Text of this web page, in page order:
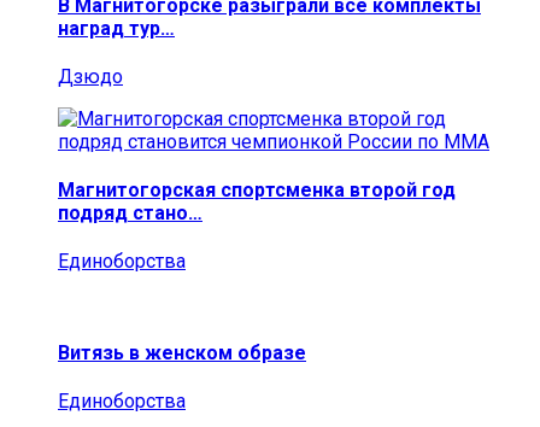
В Магнитогорске разыграли все комплекты
наград тур…
Дзюдо
Магнитогорская спортсменка второй год
подряд стано…
Единоборства
Витязь в женском образе
Единоборства